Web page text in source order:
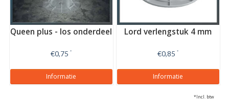
Queen plus - los onderdeel
€0,75 *
Informatie
Lord verlengstuk 4 mm
€0,85 *
Informatie
*Incl. btw